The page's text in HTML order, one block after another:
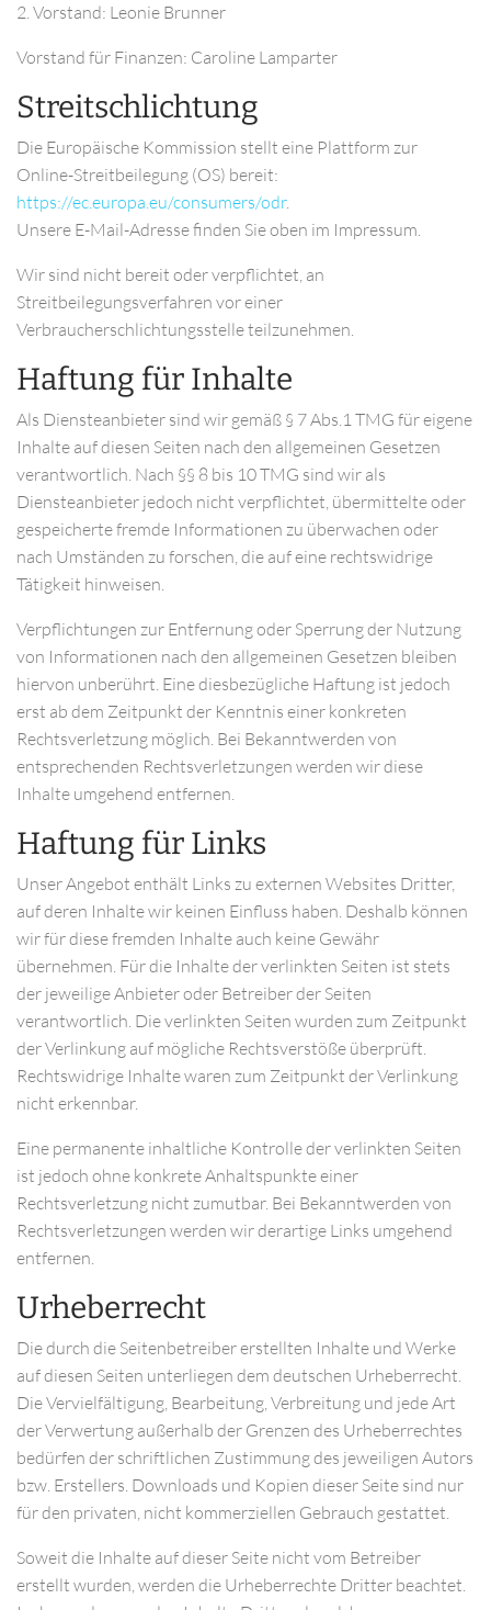
2. Vorstand: Leonie Brunner
Vorstand für Finanzen: Caroline Lamparter
Streitschlichtung
Die Europäische Kommission stellt eine Plattform zur
Online-Streitbeilegung (OS) bereit:
https://ec.europa.eu/consumers/odr.
Unsere E-Mail-Adresse finden Sie oben im Impressum.
Wir sind nicht bereit oder verpflichtet, an
Streitbeilegungsverfahren vor einer
Verbraucherschlichtungsstelle teilzunehmen.
Haftung für Inhalte
Als Diensteanbieter sind wir gemäß § 7 Abs.1 TMG für eigene
Inhalte auf diesen Seiten nach den allgemeinen Gesetzen
verantwortlich. Nach §§ 8 bis 10 TMG sind wir als
Diensteanbieter jedoch nicht verpflichtet, übermittelte oder
gespeicherte fremde Informationen zu überwachen oder
nach Umständen zu forschen, die auf eine rechtswidrige
Tätigkeit hinweisen.
Verpflichtungen zur Entfernung oder Sperrung der Nutzung
von Informationen nach den allgemeinen Gesetzen bleiben
hiervon unberührt. Eine diesbezügliche Haftung ist jedoch
erst ab dem Zeitpunkt der Kenntnis einer konkreten
Rechtsverletzung möglich. Bei Bekanntwerden von
entsprechenden Rechtsverletzungen werden wir diese
Inhalte umgehend entfernen.
Haftung für Links
Unser Angebot enthält Links zu externen Websites Dritter,
auf deren Inhalte wir keinen Einfluss haben. Deshalb können
wir für diese fremden Inhalte auch keine Gewähr
übernehmen. Für die Inhalte der verlinkten Seiten ist stets
der jeweilige Anbieter oder Betreiber der Seiten
verantwortlich. Die verlinkten Seiten wurden zum Zeitpunkt
der Verlinkung auf mögliche Rechtsverstöße überprüft.
Rechtswidrige Inhalte waren zum Zeitpunkt der Verlinkung
nicht erkennbar.
Eine permanente inhaltliche Kontrolle der verlinkten Seiten
ist jedoch ohne konkrete Anhaltspunkte einer
Rechtsverletzung nicht zumutbar. Bei Bekanntwerden von
Rechtsverletzungen werden wir derartige Links umgehend
entfernen.
Urheberrecht
Die durch die Seitenbetreiber erstellten Inhalte und Werke
auf diesen Seiten unterliegen dem deutschen Urheberrecht.
Die Vervielfältigung, Bearbeitung, Verbreitung und jede Art
der Verwertung außerhalb der Grenzen des Urheberrechtes
bedürfen der schriftlichen Zustimmung des jeweiligen Autors
bzw. Erstellers. Downloads und Kopien dieser Seite sind nur
für den privaten, nicht kommerziellen Gebrauch gestattet.
Soweit die Inhalte auf dieser Seite nicht vom Betreiber
erstellt wurden, werden die Urheberrechte Dritter beachtet.